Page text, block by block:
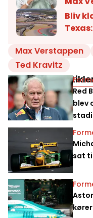
Bliv
Max Verstappen
Ted Kravitz
Relaterede
Red
blev
sat